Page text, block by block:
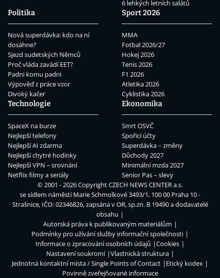
6 lehkých letních salátů
Politika
Nová superdávka: kdo na ní
dosáhne?
Sjezd sudetských Němců
Proč vláda zavádí EET?
Padni komu padni
Výpověď z práce vzor
Divoký kačer
Sport 2026
MMA
Fotbal 2026/27
Hokej 2026
Tenis 2026
F1 2026
Atletika 2026
Cyklistika 2026
Technologie
SpaceX na burze
Nejlepší telefony
Nejlepší AI zdarma
Nejlepší chytré hodinky
Nejlepší VPN – srovnání
Netflix filmy a seriály
Ekonomika
Smrt OSVČ
Spořicí účty
Superdávka – změny
Důchody 2027
Minimální mzda 2027
Senior Pas – slevy
© 2001 - 2026 CopyrightCZECH NEWS CENTER a.s.
se sídlem náměstí Marie Schmolkové 3493/1, 100 00 Praha 10 -
Strašnice, IČO: 02346826, zapsána v OR, sp.zn. B 19490 a dodavatelé
obsahu
Autorská práva k publikovaným materiálům
Podmínky pro užívání služby informační společnosti
Informace o zpracování osobních údajů
Cookies
Nastavení soukromí
Vlastnická struktura
Jednotná kontaktní místa / Single Points of Contact
Etický kodex
Povinně zveřejňované informace